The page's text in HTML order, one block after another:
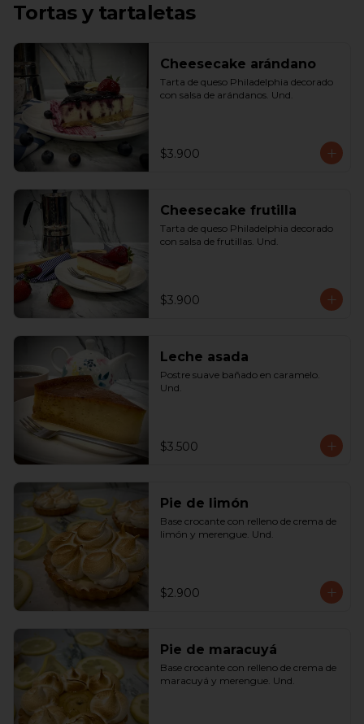
Tortas y tartaletas
Cheesecake arándano
Tarta de queso Philadelphia decorado
con salsa de arándanos. Und.
$3.900
Cheesecake frutilla
Tarta de queso Philadelphia decorado
con salsa de frutillas. Und.
$3.900
Leche asada
Postre suave bañado en caramelo.
Und.
$3.500
Pie de limón
Base crocante con relleno de crema de
limón y merengue. Und.
$2.900
Pie de maracuyá
Base crocante con relleno de crema de
maracuyá y merengue. Und.